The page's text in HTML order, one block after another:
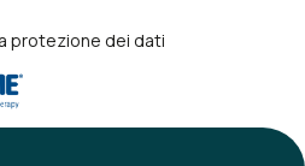
protezione dei dati